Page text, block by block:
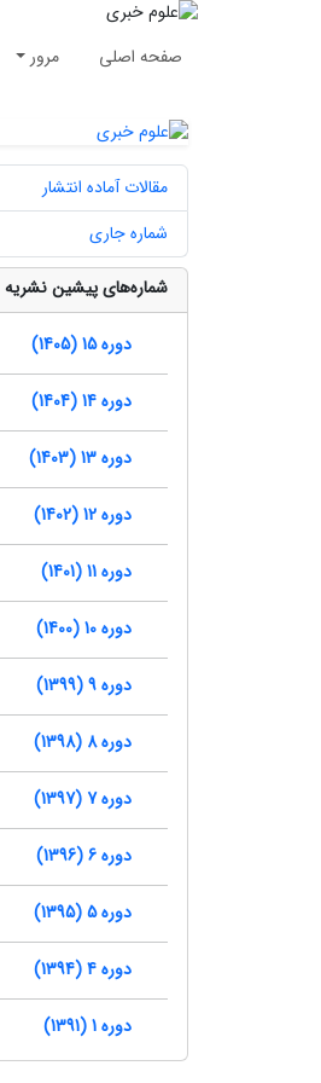
صفحه اصلی مرور
مقالات آماده انتشار
شماره جاری
شماره‌های پیشین نشریه
دوره 15 (1405)
دوره 14 (1404)
دوره 13 (1403)
دوره 12 (1402)
دوره 11 (1401)
دوره 10 (1400)
دوره 9 (1399)
دوره 8 (1398)
دوره 7 (1397)
دوره 6 (1396)
دوره 5 (1395)
دوره 4 (1394)
دوره 1 (1391)